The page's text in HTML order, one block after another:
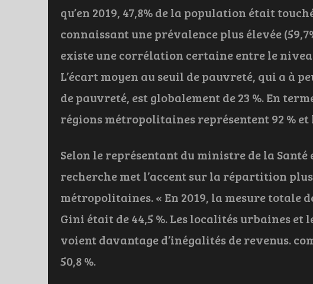
qu’en 2019, 47,8% de la population était
connaissant une prévalence plus élevée
existe une corrélation certaine entre le
L’écart moyen au seuil de pauvreté, qui a à
de pauvreté, est globalement de 23 %. En
régions métropolitaines représentent 92 % et
Selon le représentant du ministre de la
recherche met l’accent sur la répartition
métropolitaines. « En 2019, la mesure totale
Gini était de 44,5 %. Les localités urbaines
voient davantage d’inégalités de revenus.
50,8 %.